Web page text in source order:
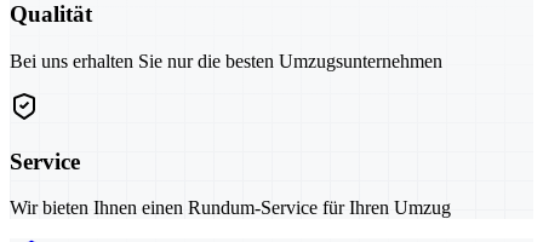
Qualität
Bei uns erhalten Sie nur die besten Umzugsunternehmen
Service
Wir bieten Ihnen einen Rundum-Service für Ihren Umzug